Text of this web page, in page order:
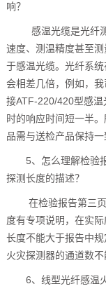
响？
感温光缆是光纤
速度、测温精度甚至
于感温光缆。光纤系
会相差几倍，例如，
接ATF-220/420型感
时的响应时间短一半
品需与送检产品保持
5、怎么理解检验
探测长度的描述？
在检验报告第三
度有专项说明，在实
长度不能大于报告中
火灾探测器的通道数
6、线型光纤感温